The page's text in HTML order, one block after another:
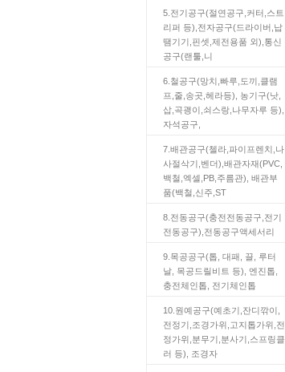
5.전기공구(절연공구,커터,스트
리퍼 등),전자공구(드라이버,납
땜기기,핀셋,제전용품 외),통신
공구(랜툴,니
6.철공구(망치,빠루,도끼,클램
프,줄,송곳,헤라등), 농기구(낫,
삽,곡괭이,쇠스랑,나무자루 등),
자석공구,
7.배관공구(첼라,파이프렌치,나
사절삭기,벤더),배관자재(PVC,
백철,엑셀,PB,주름관), 배관부
품(백철,신주,ST
8.전동공구(충전전동공구,전기
전동공구),전동공구액세서리
9.목공공구(톱, 대패, 끌, 루터
날, 목공드릴비트 등), 엔진톱,
충전체인톱, 전기체인톱
10.원예공구(예초기,잔디깎이,
전정기,조경가위,고지톱가위,전
정가위,분무기,분사기,스프링클
러 등), 조경자